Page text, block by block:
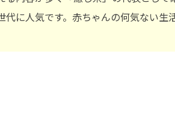
に人気です。赤ちゃんの何気ない生